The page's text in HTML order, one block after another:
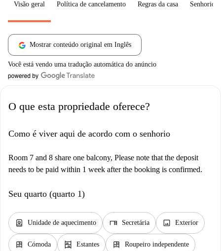
Visão geral Política de cancelamento Regras da casa Senhorio
Mostrar conteúdo original em Inglês
Você está vendo uma tradução automática do anúncio
O que esta propriedade oferece?
Como é viver aqui de acordo com o senhorio
Room 7 and 8 share one balcony, Please note that the deposit
needs to be paid within 1 week after the booking is confirmed.
Seu quarto (quarto 1)
water_heater Unidade de aquecimento desk Secretária image Exterior
dresser Cómoda shelves Estantes dresser Roupeiro independente